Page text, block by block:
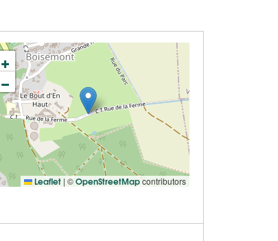
+
−
Leaflet | ©OpenStreetMapcontributors